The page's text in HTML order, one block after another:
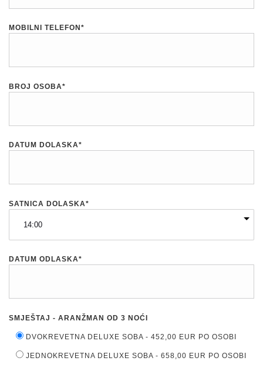
MOBILNI TELEFON*
BROJ OSOBA*
DATUM DOLASKA*
SATNICA DOLASKA*
DATUM ODLASKA*
SMJEŠTAJ - ARANŽMAN OD 3 NOĆI
DVOKREVETNA DELUXE SOBA - 452,00 EUR PO OSOBI
JEDNOKREVETNA DELUXE SOBA - 658,00 EUR PO OSOBI